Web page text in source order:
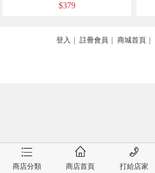
$379
登入 註冊會員 商城首頁
󰂦
商店分類
󰂠
商店首頁
󰄫
打給店家